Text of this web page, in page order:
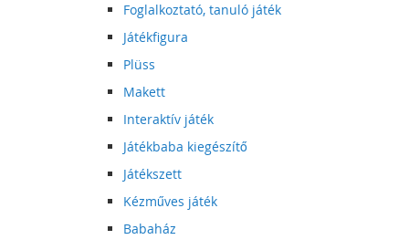
Foglalkoztató, tanuló játék
Játékfigura
Plüss
Makett
Interaktív játék
Játékbaba kiegészítő
Játékszett
Kézműves játék
Babaház